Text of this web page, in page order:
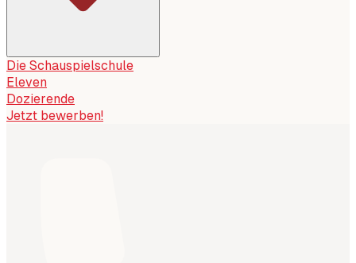
Die Schauspielschule
Eleven
Dozierende
Jetzt bewerben!